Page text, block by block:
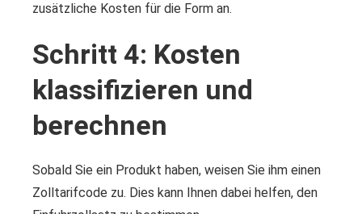
zusätzliche Kosten für die Form an.
Schritt 4: Kosten
klassifizieren und
berechnen
Sobald Sie ein Produkt haben, weisen Sie ihm einen
Zolltarifcode zu. Dies kann Ihnen dabei helfen, den